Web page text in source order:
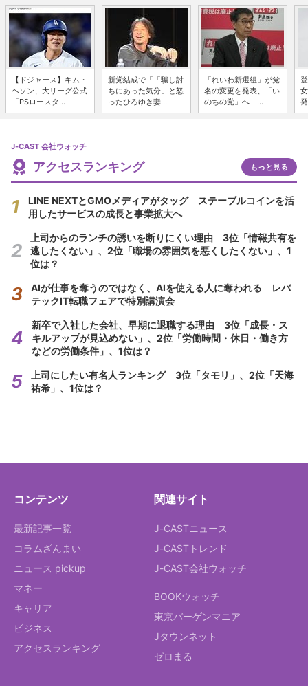
【ドジャース】キム・
ヘソン、大リーグ公式
「PSロースタ...
新党結成で「「騙し討
ちにあった気分」と怒
ったひろゆき妻...
「れいわ新選組」が党
名の変更を発表、「い
のちの党」へ ...
J-CAST 会社ウォッチ
アクセスランキング もっと見る
LINE NEXTとGMOメディアがタッグ ステーブルコインを活
用したサービスの成長と事業拡大へ
上司からのランチの誘いを断りにくい理由 3位「情報共有を
逃したくない」、2位「職場の雰囲気を悪くしたくない」、1
位は？
AIが仕事を奪うのではなく、AIを使える人に奪われる レバ
テックIT転職フェアで特別講演会
新卒で入社した会社、早期に退職する理由 3位「成長・ス
キルアップが見込めない」、2位「労働時間・休日・働き方
などの労働条件」、1位は？
上司にしたい有名人ランキング 3位「タモリ」、2位「天海
祐希」、1位は？
コンテンツ
最新記事一覧
コラムざんまい
ニュース pickup
マネー
キャリア
ビジネス
アクセスランキング
関連サイト
J-CASTニュース
J-CASTトレンド
J-CAST会社ウォッチ
BOOKウォッチ
東京バーゲンマニア
Jタウンネット
ゼロまる